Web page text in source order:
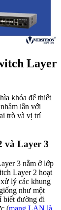
Layer
khóa để thiết
lẫn với
trò và vị trí
và Layer 3
3 nằm ở lớp
Layer 2 hoạt
lý các khung
như một
biết đường đi
(mạng LAN là